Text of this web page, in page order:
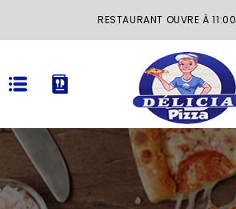
RESTAURANT OUVRE À 11:00
ACCUEIL